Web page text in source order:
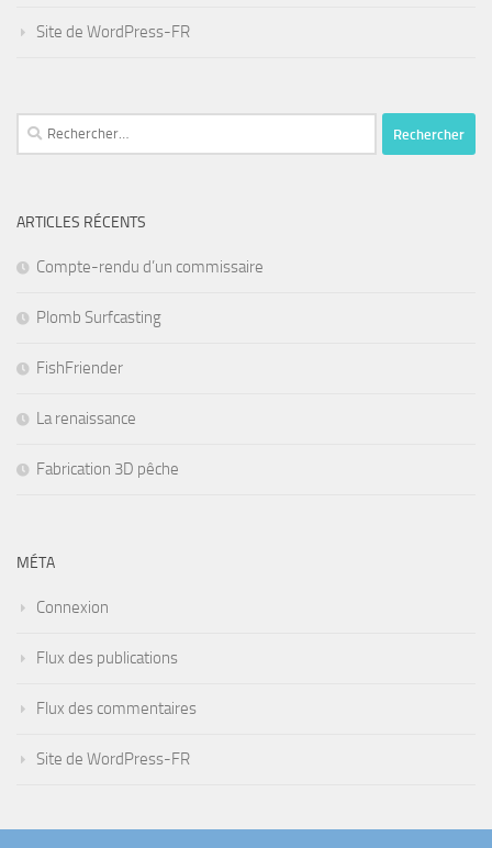
Site de WordPress-FR
Rechercher :
ARTICLES RÉCENTS
Compte-rendu d’un commissaire
Plomb Surfcasting
FishFriender
La renaissance
Fabrication 3D pêche
MÉTA
Connexion
Flux des publications
Flux des commentaires
Site de WordPress-FR